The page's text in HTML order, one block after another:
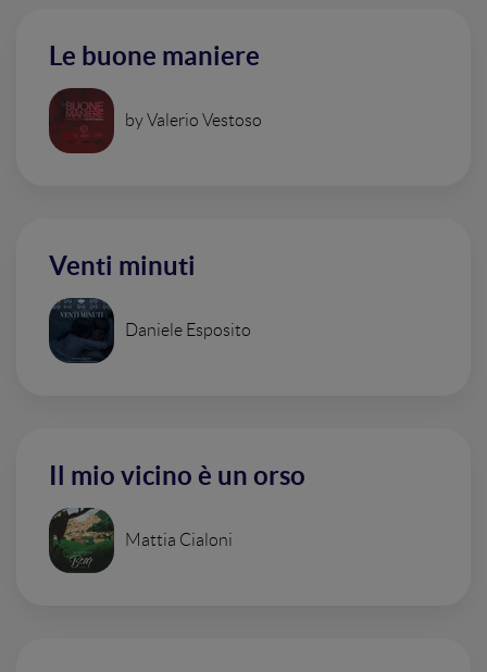
Le buone maniere
by Valerio Vestoso
Venti minuti
Daniele Esposito
Il mio vicino è un orso
Mattia Cialoni